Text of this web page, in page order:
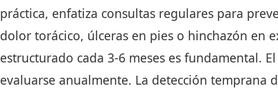
práctica, enfatiza consultas regulares para
dolor torácico, úlceras en pies o hinchazón en
estructurado cada 3-6 meses es fundamental.
evaluarse anualmente. La detección